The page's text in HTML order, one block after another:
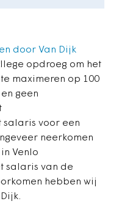
door Van Dijk
opdroeg om het
maximeren op 100
geen
voor een
neerkomen
Venlo
salaris van de
hebben wij